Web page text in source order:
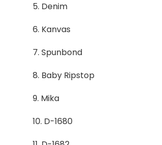
5. Denim
6. Kanvas
7. Spunbond
8. Baby Ripstop
9. Mika
10. D-1680